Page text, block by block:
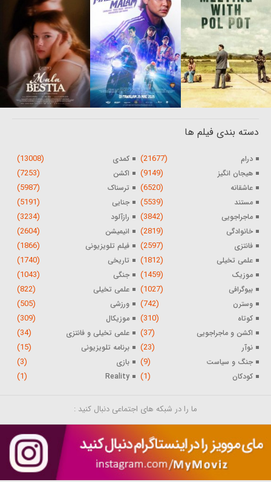
دسته بندی فیلم ها
درام (21677) کمدی (13008)
هیجان انگیز (9149) اکشن (7253)
عاشقانه (6520) ترسناک (5987)
مستند (5539) جنایی (5191)
ماجراجویی (3842) رازآلود (3234)
خانوادگی (2819) انیمیشن (2604)
فانتزی (2597) فیلم تلویزیونی (1866)
علمی تخیلی (1812) تاریخی (1740)
موزیک (1459) جنگی (1043)
بیوگرافی (1027) علمی تخیلی (822)
وسترن (742) ورزشی (505)
کوتاه (310) موزیکال (309)
اکشن و ماجراجویی (37) علمی تخیلی و فانتزی (34)
نوآر (23) برنامه تلویزیونی (15)
جنگ و سیاست (9) بازی (3)
کودکان (1)
Reality
(1)
ما را در شبکه های اجتماعی دنبال کنید :